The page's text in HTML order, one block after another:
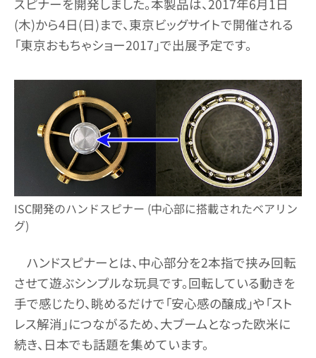
スピナーを開発しました。本製品は、2017年6月1日
(木)から4日(日)まで、東京ビッグサイトで開催される
「東京おもちゃショー2017」で出展予定です。
ISC開発のハンドスピナー (中心部に搭載されたベアリン
グ)
ハンドスピナーとは、中心部分を2本指で挟み回転
させて遊ぶシンプルな玩具です。回転している動きを
手で感じたり、眺めるだけで「安心感の醸成」や「スト
レス解消」につながるため、大ブームとなった欧米に
続き、日本でも話題を集めています。